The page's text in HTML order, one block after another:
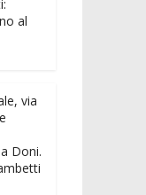
al
via
Doni.